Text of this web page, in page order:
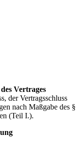
Vertrages
der Vertragsschluss
nach Maßgabe des §
(Teil I.).